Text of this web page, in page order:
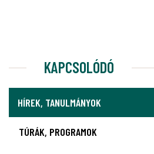
KAPCSOLÓDÓ
HÍREK, TANULMÁNYOK
TÚRÁK, PROGRAMOK